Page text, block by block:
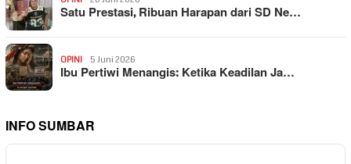
Satu Prestasi, Ribuan Harapan dari SD Ne…
OPINI 5 Juni 2026
Ibu Pertiwi Menangis: Ketika Keadilan Ja…
INFO SUMBAR